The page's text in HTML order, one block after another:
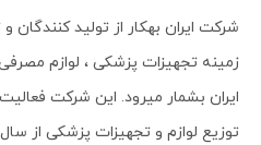
شرکت ایران بهکار از تولید کنندگان
زمینه تجهیزات پزشکی ، لوازم
ایران بشمار میرود. این شرکت
توزیع لوازم و تجهیزات پزشکی از سال ۱۳۵۶ آغاز نموده است.